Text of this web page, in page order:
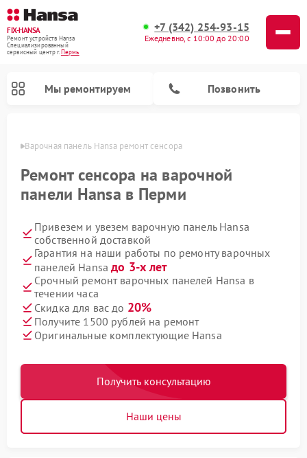
FIX-HANSA
Ремонт устройств Hansa
Специализированный
cервисный центр г.Пермь
+7 (342) 254-93-15
Ежедневно, с 10:00 до 20:00
Мы ремонтируем Позвонить
Варочная панель Hansa ремонт сенсора
Ремонт сенсора на варочной
панели Hansa в Перми
Привезем и увезем варочную панель Hansa
собственной доставкой
Гарантия на наши работы по ремонту варочных
панелей Hansaдо 3-х лет
Срочный ремонт варочных панелей Hansa в
течении часа
Скидка для вас до 20%
Получите 1500 рублей на ремонт
Оригинальные комплектующие Hansa
Получить консультацию
Наши цены